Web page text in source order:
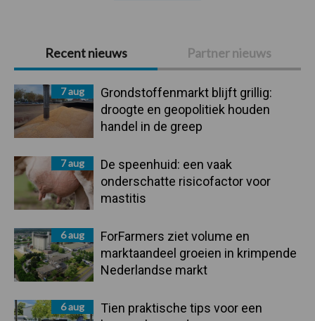
Primaire
Sidebar
Recent nieuws Partner nieuws
7 aug
Grondstoffenmarkt blijft grillig:
droogte en geopolitiek houden
handel in de greep
7 aug
De speenhuid: een vaak
onderschatte risicofactor voor
mastitis
6 aug
ForFarmers ziet volume en
marktaandeel groeien in krimpende
Nederlandse markt
6 aug
Tien praktische tips voor een